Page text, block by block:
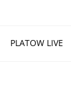
PLATOW LIVE